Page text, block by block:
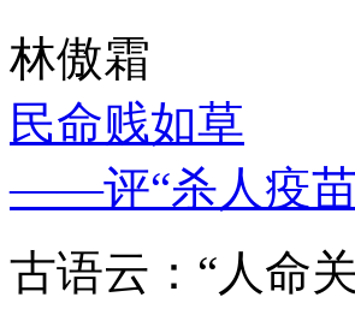
林傲霜
民命贱如草
——评“杀人疫
古语云：“人命